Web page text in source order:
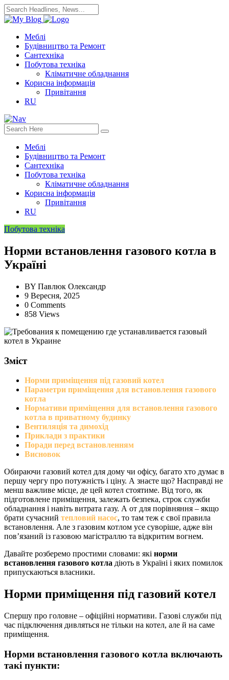
Меблі
Будівництво та Ремонт
Сантехніка
Побутова техніка
Кліматичне обладнання
Корисна інформація
Привітання
RU
Меблі
Будівництво та Ремонт
Сантехніка
Побутова техніка
Кліматичне обладнання
Корисна інформація
Привітання
RU
Побутова техніка
Норми встановлення газового котла в
Україні
BY Павлюк Олександр
9 Вересня, 2025
0 Comments
858 Views
Зміст
Норми приміщення під газовий котел
Параметри приміщення для встановлення газового
котла
Нормативи приміщення для встановлення газового
котла в приватному будинку
Вентиляція та димохід
Приклади з практики
Поради перед встановленням
Висновок
Обираючи газовий котел для дому чи офісу, багато хто думає в
першу чергу про потужність і ціну. А знаєте що? Насправді не
менш важливе місце, де цей котел стоятиме. Від того, як
підготовлене приміщення, залежать безпека, строк служби
обладнання і навіть витрата газу. А от для порівняння – якщо
брати сучасний тепловий насос, то там теж є свої правила
встановлення. Але з газовим котлом усе суворіше, адже він
пов’язаний із газовою магістраллю та відкритим вогнем.
Давайте розберемо простими словами: які норми
встановлення газового котла діють в Україні і яких помилок
припускаються власники.
Норми приміщення під газовий котел
Спершу про головне – офіційні нормативи. Газові служби під
час підключення дивляться не тільки на котел, але й на саме
приміщення.
Норми встановлення газового котла включають
такі пункти: